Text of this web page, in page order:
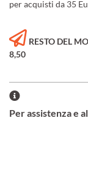
per acquisti da 35
RESTO DEL
8,50
Per assistenza e